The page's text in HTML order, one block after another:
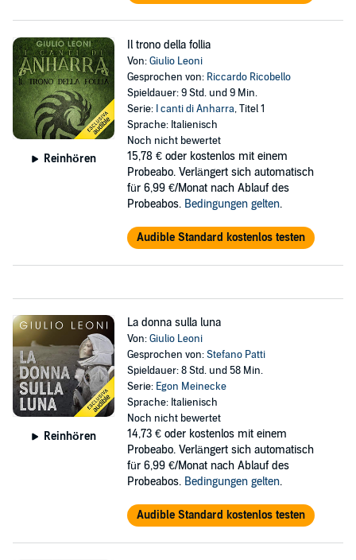
Reinhören
Il trono della follia
Von:Giulio Leoni
Gesprochen von: Riccardo Ricobello
Spieldauer: 9 Std. und 9 Min.
Serie: I canti di Anharra, Titel 1
Sprache: Italienisch
Noch nicht bewertet
15,78 € oder kostenlos mit einem
Probeabo. Verlängert sich automatisch
für 6,99 €/Monat nach Ablauf des
Probeabos. Bedingungen gelten.
Audible Standard kostenlos testen
Reinhören
La donna sulla luna
Von:Giulio Leoni
Gesprochen von:Stefano Patti
Spieldauer: 8 Std. und 58 Min.
Serie: Egon Meinecke
Sprache: Italienisch
Noch nicht bewertet
14,73 € oder kostenlos mit einem
Probeabo. Verlängert sich automatisch
für 6,99 €/Monat nach Ablauf des
Probeabos. Bedingungen gelten.
Audible Standard kostenlos testen